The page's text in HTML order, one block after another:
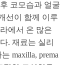
코모습과 얼굴
선이 함께 이루
에서 온 많은
. 재료는 실리
maxilla, prema